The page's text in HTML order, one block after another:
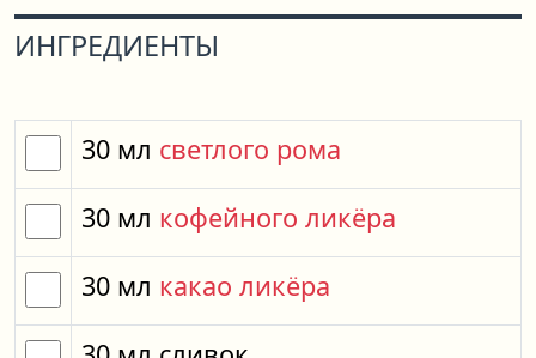
ИНГРЕДИЕНТЫ
30 мл светлого рома
30 мл кофейного ликёра
30 мл какао ликёра